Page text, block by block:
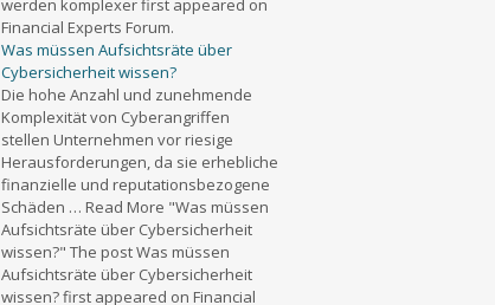
werden komplexer first appeared on
Financial Experts Forum.
Was müssen Aufsichtsräte über
Cybersicherheit wissen?
Die hohe Anzahl und zunehmende
Komplexität von Cyberangriffen
stellen Unternehmen vor riesige
Herausforderungen, da sie erhebliche
finanzielle und reputationsbezogene
Schäden … Read More "Was müssen
Aufsichtsräte über Cybersicherheit
wissen?" The post Was müssen
Aufsichtsräte über Cybersicherheit
wissen? first appeared on Financial